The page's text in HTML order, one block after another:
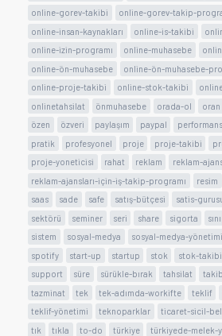
online-gorev-takibi
online-gorev-takip-
online-insan-kaynakları
online-is-takibi
online-izin-programı
online-muhasebe
online-ön-muhasebe
online-ön-muhasebe-
online-proje-takibi
online-stok-takibi
onlinetahsilat
önmuhasebe orada-ol oran
özen
özveri paylaşım paypal performans
pratik
profesyonel proje proje-takibi
proje-yoneticisi
rahat reklam
reklam-
reklam-ajansları-için-iş-takip-programı
resim
saas
sade safe satış-bütçesi satis-
sektörü
seminer seri share sigorta
sistem
sosyal-medya sosyal-medya-yönetimi
spotify
start-up startup stok stok-takibi
support
süre sürükle-bırak tahsilat
tazminat
tek tek-adımda-workifte teklif
teklif-yönetimi
teknoparklar ticaret-sicil-
tık
tıkla to-do türkiye türkiyede-melek-